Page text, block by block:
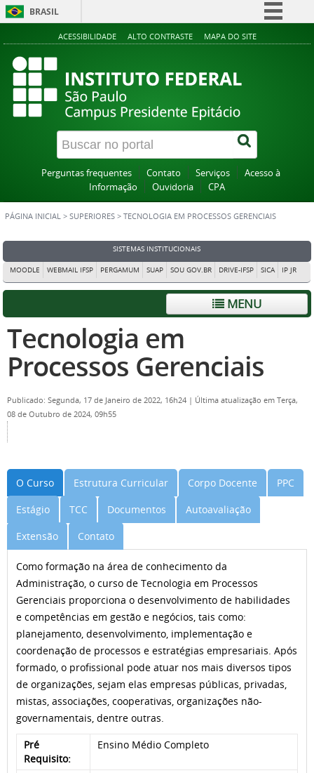
BRASIL
Simplifique!
Participe
Legislação
ACESSIBILIDADE ALTO CONTRASTE MAPA DO SITE
Perguntas frequentes Contato Serviços
Acesso à
Informação
Ouvidoria CPA
PÁGINA INICIAL > SUPERIORES > TECNOLOGIA EM PROCESSOS GERENCIAIS
SISTEMAS INSTITUCIONAIS
MOODLE WEBMAIL IFSP PERGAMUM SUAP SOU GOV.BR DRIVE-IFSP SICA IP JR
MENU
Tecnologia em
Processos Gerenciais
Publicado: Segunda, 17 de Janeiro de 2022, 16h24 | Última atualização em Terça,
08 de Outubro de 2024, 09h55
O Curso Estrutura Curricular Corpo Docente
PPC
Estágio
TCC Documentos
Autoavaliação
Extensão
Contato
Como formação na área de conhecimento da
Administração, o curso de Tecnologia em Processos
Gerenciais proporciona o desenvolvimento de habilidades
e competências em gestão e negócios, tais como:
planejamento, desenvolvimento, implementação e
coordenação de processos e estratégias empresariais. Após
formado, o profissional pode atuar nos mais diversos tipos
de organizações, sejam elas empresas públicas, privadas,
mistas, associações, cooperativas, organizações não-
governamentais, dentre outras.
Pré
Requisito:
Ensino Médio Completo